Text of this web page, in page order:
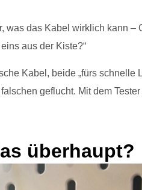
was das Kabel wirklich kann –
aus der Kiste?“
Kabel, beide „fürs schnelle
geflucht. Mit dem Tester
überhaupt?